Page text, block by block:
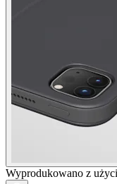
Wyprodukowano z